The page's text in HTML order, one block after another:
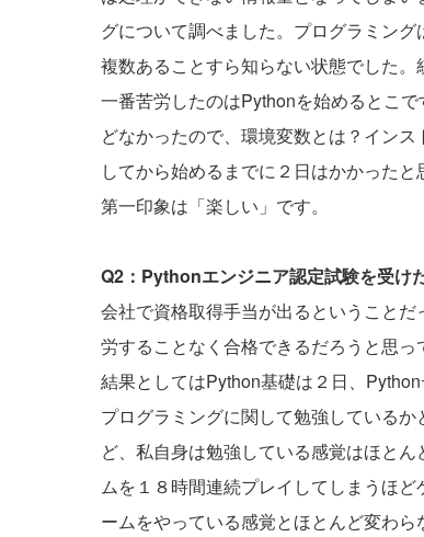
グについて調べました。プログラミン
複数あることすら知らない状態でした。
一番苦労したのはPythonを始めるとこ
どなかったので、環境変数とは？イン
してから始めるまでに２日はかかったと
第一印象は「楽しい」です。
Q2：Pythonエンジニア認定試験を受け
会社で資格取得手当が出るということ
労することなく合格できるだろうと思っ
結果としてはPython基礎は２日、
プログラミングに関して勉強している
ど、私自身は勉強している感覚はほと
ムを１８時間連続プレイしてしまうほ
ームをやっている感覚とほとんど変わら